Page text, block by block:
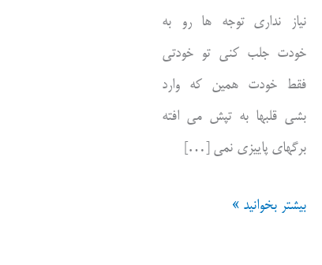
نیاز نداری توجه ها رو به
خودت جلب کنی تو خودتی
فقط خودت همین که وارد
بشی قلبها به تپش می افته
برگهای پاییزی نمی […]
دختر
بیشتر بخوانید »